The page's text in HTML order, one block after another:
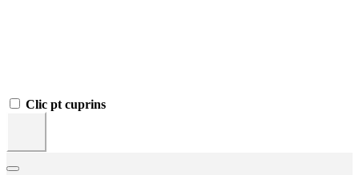
Clic pt cuprins